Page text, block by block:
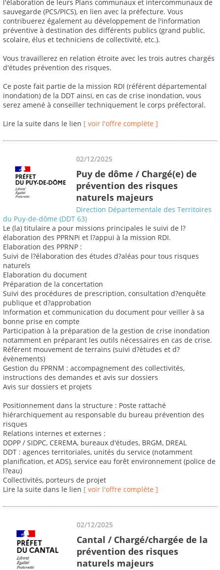
l'élaboration de leurs Plans communaux et intercommunaux de
sauvegarde (PCS/PICS), en lien avec la préfecture. Vous
contribuerez également au développement de l'information
préventive à destination des différents publics (grand public,
scolaire, élus et techniciens de collectivité, etc.).
Vous travaillerez en relation étroite avec les trois autres chargés
d'études prévention des risques.
Ce poste fait partie de la mission RDI (référent départemental
inondation) de la DDT ainsi, en cas de crise inondation, vous
serez amené à conseiller techniquement le corps préfectoral.
Lire la suite dans le lien [ voir l'offre complète ]
02/12/2025
Puy de dôme / Chargé(e) de
prévention des risques
naturels majeurs
Direction Départementale des Territoires
du Puy-de-dôme (DDT 63)
Le (la) titulaire a pour missions principales le suivi de l?
élaboration des PPRNPi et l?appui à la mission RDI.
Elaboration des PPRNP :
Suivi de l?élaboration des études d?aléas pour tous risques
naturels
Elaboration du document
Préparation de la concertation
Suivi des procédures de prescription, consultation d?enquête
publique et d?approbation
Information et communication du document pour veiller à sa
bonne prise en compte
Participation à la préparation de la gestion de crise inondation
notamment en préparant les outils nécessaires en cas de crise.
Référent mouvement de terrains (suivi d?études et d?
évènements)
Gestion du FPRNM : accompagnement des collectivités,
instructions des demandes et avis sur dossiers
Avis sur dossiers et projets
Positionnement dans la structure : Poste rattaché
hiérarchiquement au responsable du bureau prévention des
risques
Relations internes et externes :
DDPP / SIDPC, CEREMA, bureaux d'études, BRGM, DREAL
DDT : agences territoriales, unités du service (notamment
planification, et ADS), service eau forêt environnement (police de
l?eau)
Collectivités, porteurs de projet
Lire la suite dans le lien [ voir l'offre complète ]
02/12/2025
Cantal / Chargé/chargée de la
prévention des risques
naturels majeurs